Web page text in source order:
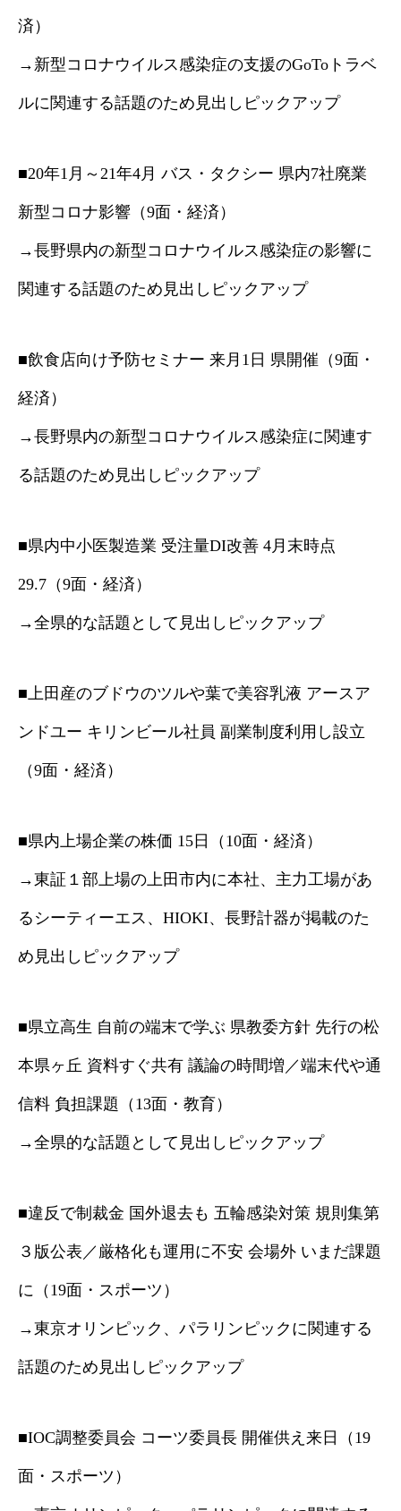
済）
→新型コロナウイルス感染症の支援のGoToトラベ
ルに関連する話題のため見出しピックアップ
■20年1月～21年4月 バス・タクシー 県内7社廃業
新型コロナ影響（9面・経済）
→長野県内の新型コロナウイルス感染症の影響に
関連する話題のため見出しピックアップ
■飲食店向け予防セミナー 来月1日 県開催（9面・
経済）
→長野県内の新型コロナウイルス感染症に関連す
る話題のため見出しピックアップ
■県内中小医製造業 受注量DI改善 4月末時点
29.7（9面・経済）
→全県的な話題として見出しピックアップ
■上田産のブドウのツルや葉で美容乳液 アースア
ンドユー キリンビール社員 副業制度利用し設立
（9面・経済）
■県内上場企業の株価 15日（10面・経済）
→東証１部上場の上田市内に本社、主力工場があ
るシーティーエス、HIOKI、長野計器が掲載のた
め見出しピックアップ
■県立高生 自前の端末で学ぶ 県教委方針 先行の松
本県ヶ丘 資料すぐ共有 議論の時間増／端末代や通
信料 負担課題（13面・教育）
→全県的な話題として見出しピックアップ
■違反で制裁金 国外退去も 五輪感染対策 規則集第
３版公表／厳格化も運用に不安 会場外 いまだ課題
に（19面・スポーツ）
→東京オリンピック、パラリンピックに関連する
話題のため見出しピックアップ
■IOC調整委員会 コーツ委員長 開催供え来日（19
面・スポーツ）